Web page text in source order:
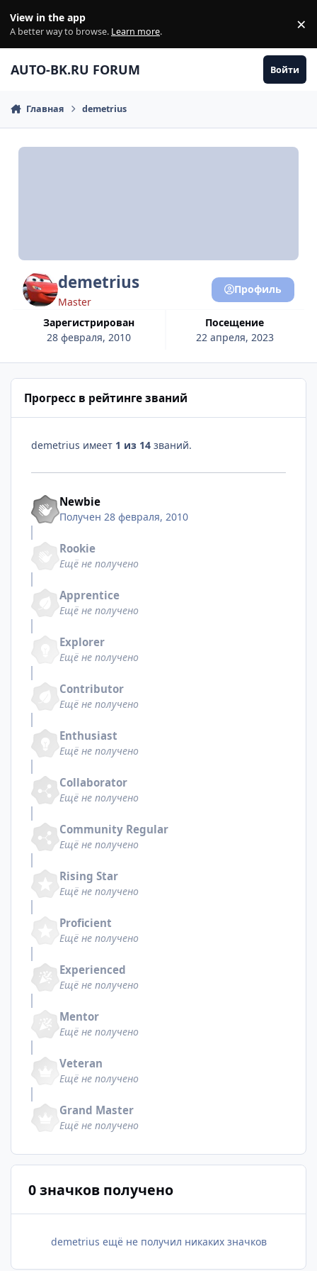
View in the app
A better way to browse. Learn more. ×
AUTO-BK.RU FORUM Войти
Главная demetrius
demetrius
Master
Зарегистрирован
28 февраля, 2010
Посещение
22 апреля, 2023
Профиль
Прогресс в рейтинге званий
demetrius имеет 1 из 14 званий.
Newbie
Получен 28 февраля, 2010
Rookie
Ещё не получено
Apprentice
Ещё не получено
Explorer
Ещё не получено
Contributor
Ещё не получено
Enthusiast
Ещё не получено
Collaborator
Ещё не получено
Community Regular
Ещё не получено
Rising Star
Ещё не получено
Proficient
Ещё не получено
Experienced
Ещё не получено
Mentor
Ещё не получено
Veteran
Ещё не получено
Grand Master
Ещё не получено
0 значков получено
demetrius ещё не получил никаких значков